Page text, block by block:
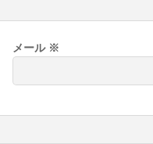
メール ※